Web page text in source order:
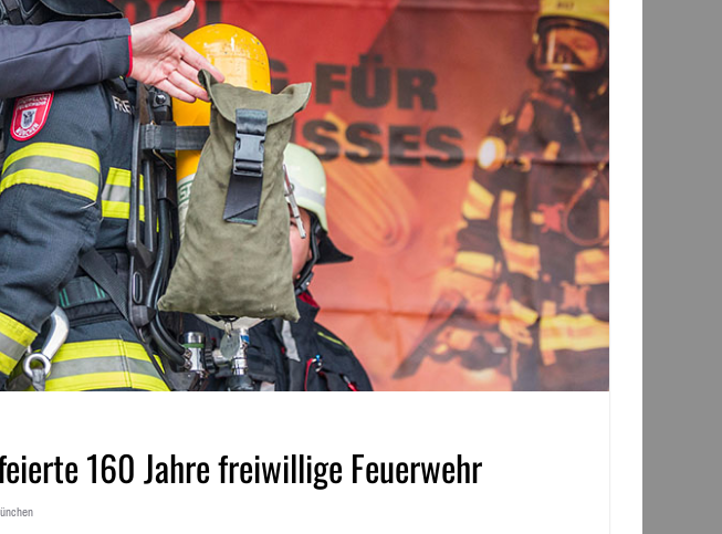
160 Jahre freiwillige Feuerwehr